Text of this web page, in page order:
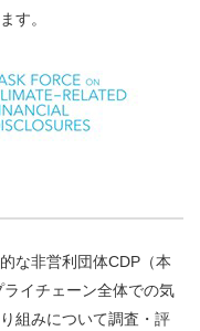
す。
な非営利団体CDP（本
イチェーン全体での気
組みについて調査・評